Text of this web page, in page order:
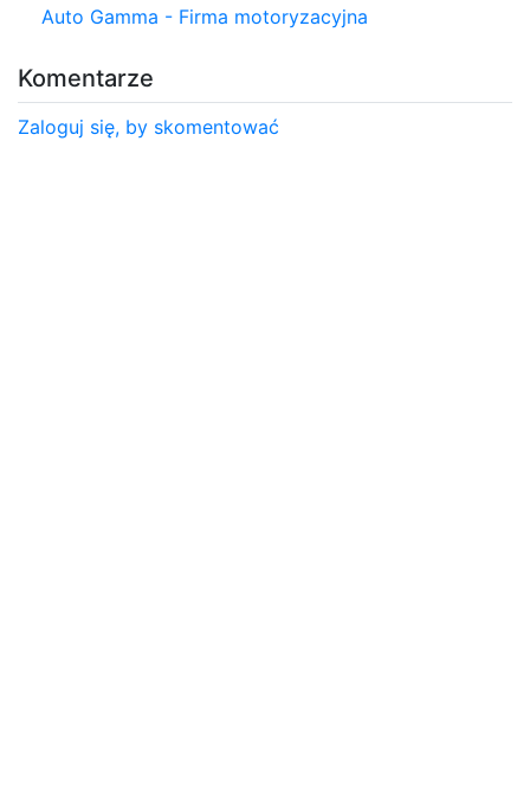
Auto Gamma - Firma motoryzacyjna
Komentarze
Zaloguj się, by skomentować